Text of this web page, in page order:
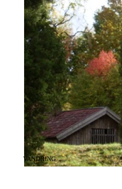
KATEGORI:
VANDRING